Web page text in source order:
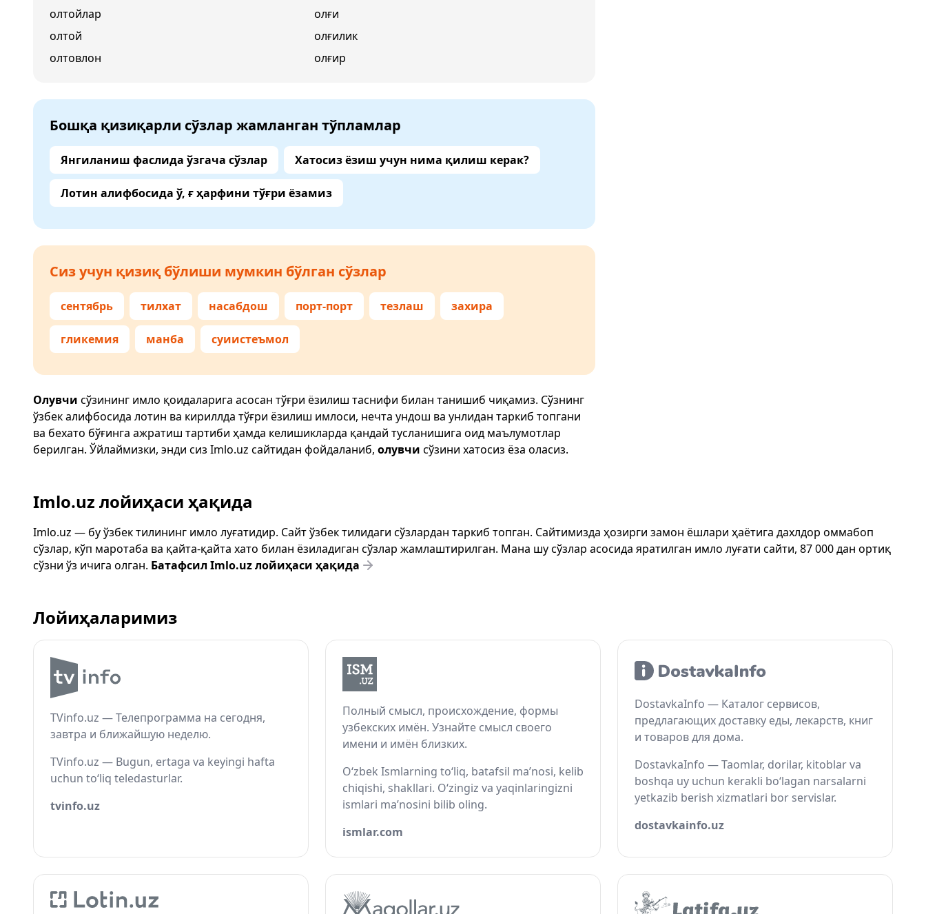
олтойлар
олтой
олтовлон
олғи
олғилик
олғир
Бошқа қизиқарли сўзлар жамланган тўпламлар
Янгиланиш фаслида ўзгача сўзлар Хатосиз ёзиш учун нима қилиш керак?
Лотин алифбосида ў, ғ ҳарфини тўғри ёзамиз
Сиз учун қизиқ бўлиши мумкин бўлган сўзлар
сентябрь тилхат насабдош порт-порт тезлаш захира
гликемия манба суиистеъмол
Олувчи сўзининг имло қоидаларига асосан тўғри ёзилиш таснифи билан танишиб чиқамиз. Сўзнинг
ўзбек алифбосида лотин ва кириллда тўғри ёзилиш имлоси, нечта ундош ва унлидан таркиб топгани
ва бехато бўғинга ажратиш тартиби ҳамда келишикларда қандай тусланишига оид маълумотлар
берилган. Ўйлаймизки, энди сиз Imlo.uz сайтидан фойдаланиб, олувчи сўзини хатосиз ёза оласиз.
Imlo.uz лойиҳаси ҳақида
Imlo.uz — бу ўзбек тилининг имло луғатидир. Сайт ўзбек тилидаги сўзлардан таркиб топган. Сайтимизда ҳозирги замон ёшлари ҳаётига дахлдор оммабоп
сўзлар, кўп маротаба ва қайта-қайта хато билан ёзиладиган сўзлар жамлаштирилган. Мана шу сўзлар асосида яратилган имло луғати сайти, 87 000 дан ортиқ
сўзни ўз ичига олган. Батафсил Imlo.uz лойиҳаси ҳақида
Лойиҳаларимиз
TVinfo.uz — Телепрограмма на сегодня,
завтра и ближайшую неделю.
TVinfo.uz — Bugun, ertaga va keyingi hafta
uchun to‘liq teledasturlar.
tvinfo.uz
Полный смысл, происхождение, формы
узбекских имён. Узнайте смысл своего
имени и имён близких.
O‘zbek Ismlarning to‘liq, batafsil ma’nosi, kelib
chiqishi, shakllari. O‘zingiz va yaqinlaringizni
ismlari ma’nosini bilib oling.
ismlar.com
DostavkaInfo — Каталог сервисов,
предлагающих доставку еды, лекарств, книг
и товаров для дома.
DostavkaInfo — Taomlar, dorilar, kitoblar va
boshqa uy uchun kerakli bo‘lagan narsalarni
yetkazib berish xizmatlari bor servislar.
dostavkainfo.uz